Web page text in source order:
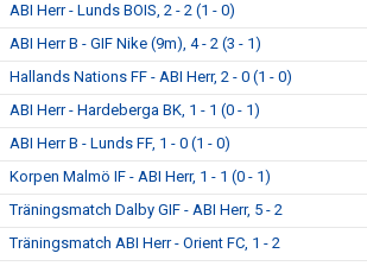
ABI Herr - Lunds BOIS, 2 - 2 (1 - 0)
ABI Herr B - GIF Nike (9m), 4 - 2 (3 - 1)
Hallands Nations FF - ABI Herr, 2 - 0 (1 - 0)
ABI Herr - Hardeberga BK, 1 - 1 (0 - 1)
ABI Herr B - Lunds FF, 1 - 0 (1 - 0)
Korpen Malmö IF - ABI Herr, 1 - 1 (0 - 1)
Träningsmatch Dalby GIF - ABI Herr, 5 - 2
Träningsmatch ABI Herr - Orient FC, 1 - 2